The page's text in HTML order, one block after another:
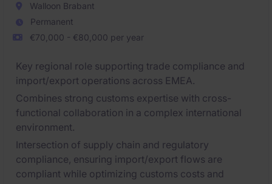
Walloon Brabant
Permanent
€70,000 - €80,000 per year
Key regional role supporting trade compliance and
import/export operations across EMEA.
Combines strong customs expertise with cross-
functional collaboration in a complex international
environment.
Intersection of supply chain and regulatory
compliance, ensuring import/export flows are
compliant while optimizing customs costs and